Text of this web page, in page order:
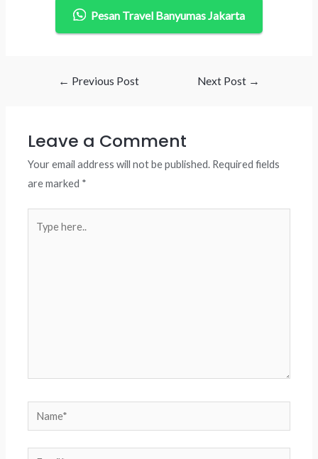
Pesan Travel Banyumas Jakarta
Post← Previous Post Next Post →
Leave a Comment
Your email address will not be published. Required fields
are marked *
here..
Name*